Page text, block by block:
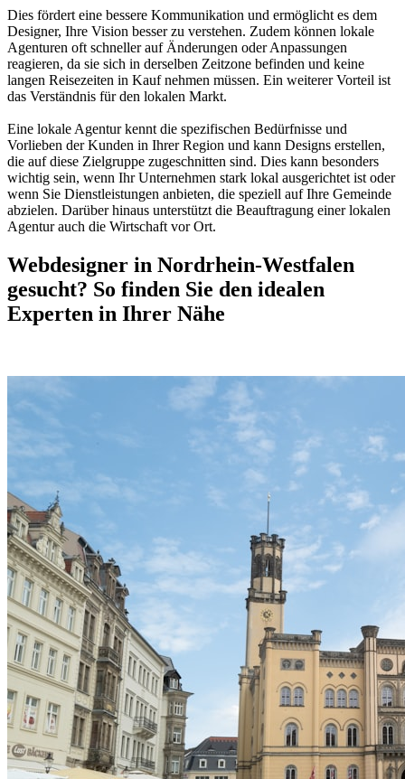
Dies fördert eine bessere Kommunikation und ermöglicht es dem
Designer, Ihre Vision besser zu verstehen. Zudem können lokale
Agenturen oft schneller auf Änderungen oder Anpassungen
reagieren, da sie sich in derselben Zeitzone befinden und keine
langen Reisezeiten in Kauf nehmen müssen. Ein weiterer Vorteil ist
das Verständnis für den lokalen Markt.
Eine lokale Agentur kennt die spezifischen Bedürfnisse und
Vorlieben der Kunden in Ihrer Region und kann Designs erstellen,
die auf diese Zielgruppe zugeschnitten sind. Dies kann besonders
wichtig sein, wenn Ihr Unternehmen stark lokal ausgerichtet ist oder
wenn Sie Dienstleistungen anbieten, die speziell auf Ihre Gemeinde
abzielen. Darüber hinaus unterstützt die Beauftragung einer lokalen
Agentur auch die Wirtschaft vor Ort.
Webdesigner in Nordrhein-Westfalen
gesucht? So finden Sie den idealen
Experten in Ihrer Nähe